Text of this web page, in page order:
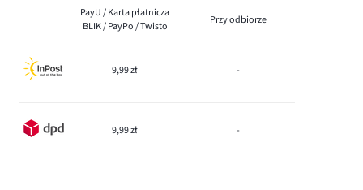
PayU / Karta płatnicza
BLIK / PayPo / Twisto
Przy odbiorze
9,99 zł -
9,99 zł -